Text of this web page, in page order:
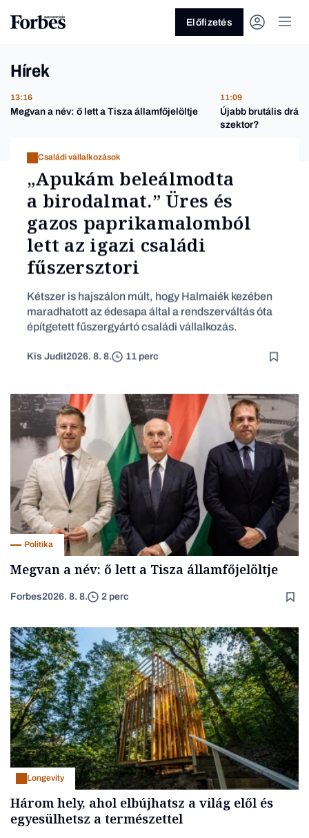
Vagy fedezze fel a
Üzlet
Előfizetés
Hírek
13:16
Megvan a név: ő lett a Tisza államfőjelöltje
11:09
Újabb brutális
szektor?
Családi vállalkozások
„Apukám beleálmodta
a birodalmat.” Üres és
gazos paprikamalomból
lett az igazi családi
fűszersztori
Kétszer is hajszálon múlt, hogy Halmaiék kezében
maradhatott az édesapa által a rendszerváltás óta
építgetett fűszergyártó családi vállalkozás.
Kis Judit2026. 8. 8. 11 perc
Politika
Megvan a név: ő lett a Tisza államfőjelöltje
Forbes2026. 8. 8. 2 perc
Longevity
Három hely, ahol elbújhatsz a világ elől és
egyesülhetsz a természettel